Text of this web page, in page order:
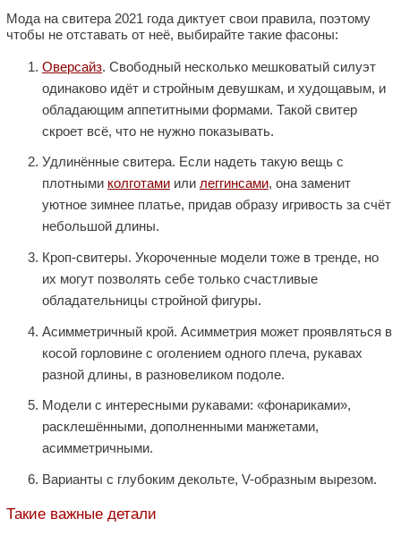
Мода на свитера 2021 года диктует свои правила, поэтому
чтобы не отставать от неё, выбирайте такие фасоны:
Оверсайз. Свободный несколько мешковатый силуэт
одинаково идёт и стройным девушкам, и худощавым, и
обладающим аппетитными формами. Такой свитер
скроет всё, что не нужно показывать.
Удлинённые свитера. Если надеть такую вещь с
плотными колготами или леггинсами, она заменит
уютное зимнее платье, придав образу игривость за счёт
небольшой длины.
Кроп-свитеры. Укороченные модели тоже в тренде, но
их могут позволять себе только счастливые
обладательницы стройной фигуры.
Асимметричный крой. Асимметрия может проявляться в
косой горловине с оголением одного плеча, рукавах
разной длины, в разновеликом подоле.
Модели с интересными рукавами: «фонариками»,
расклешёнными, дополненными манжетами,
асимметричными.
Варианты с глубоким декольте, V-образным вырезом.
Такие важные детали